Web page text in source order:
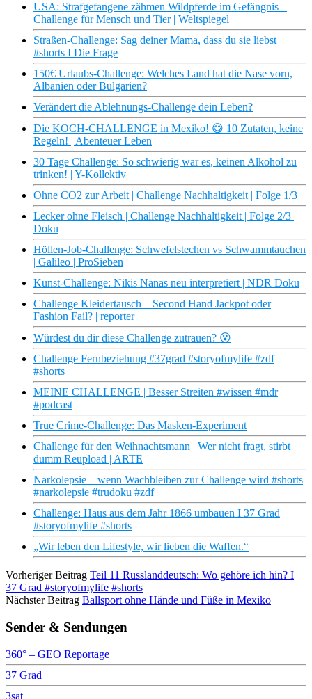
USA: Strafgefangene zähmen Wildpferde im Gefängnis –
Challenge für Mensch und Tier | Weltspiegel
Straßen-Challenge: Sag deiner Mama, dass du sie liebst
#shorts I Die Frage
150€ Urlaubs-Challenge: Welches Land hat die Nase vorn,
Albanien oder Bulgarien?
Verändert die Ablehnungs-Challenge dein Leben?
Die KOCH-CHALLENGE in Mexiko! 😋 10 Zutaten, keine
Regeln! | Abenteuer Leben
30 Tage Challenge: So schwierig war es, keinen Alkohol zu
trinken! | Y-Kollektiv
Ohne CO2 zur Arbeit | Challenge Nachhaltigkeit | Folge 1/3
Lecker ohne Fleisch | Challenge Nachhaltigkeit | Folge 2/3 |
Doku
Höllen-Job-Challenge: Schwefelstechen vs Schwammtauchen
| Galileo | ProSieben
Kunst-Challenge: Nikis Nanas neu interpretiert | NDR Doku
Challenge Kleidertausch – Second Hand Jackpot oder
Fashion Fail? | reporter
Würdest du dir diese Challenge zutrauen? 😮
Challenge Fernbeziehung #37grad #storyofmylife #zdf
#shorts
MEINE CHALLENGE | Besser Streiten #wissen #mdr
#podcast
True Crime-Challenge: Das Masken-Experiment
Challenge für den Weihnachtsmann | Wer nicht fragt, stirbt
dumm Reupload | ARTE
Narkolepsie – wenn Wachbleiben zur Challenge wird #shorts
#narkolepsie #trudoku #zdf
Challenge: Haus aus dem Jahr 1866 umbauen I 37 Grad
#storyofmylife #shorts
„Wir leben den Lifestyle, wir lieben die Waffen.“
Vorheriger Beitrag Teil 11 Russlanddeutsch: Wo gehöre ich hin? I
37 Grad #storyofmylife #shorts
Nächster Beitrag Ballsport ohne Hände und Füße in Mexiko
Sender & Sendungen
360° – GEO Reportage
37 Grad
3sat